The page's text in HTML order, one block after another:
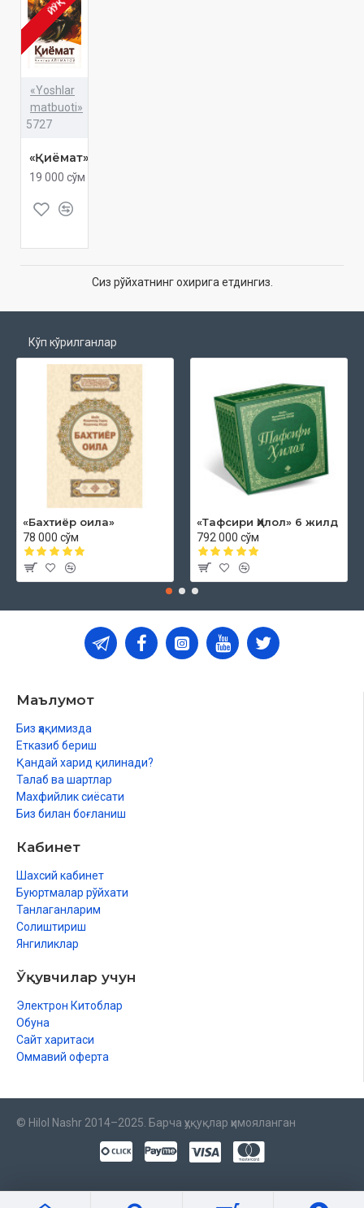
ЙЎҚ
«Yoshlar
matbuoti»
5727
«Қиёмат»
19 000 сўм
Сиз рўйхатнинг охирига етдингиз.
Кўп кўрилганлар
«Бахтиёр оила»
78 000 сўм
«Тафсири Ҳилол» 6 жилд
792 000 сўм
Маълумот
Биз ҳақимизда
Етказиб бериш
Қандай харид қилинади?
Талаб ва шартлар
Махфийлик сиёсати
Биз билан боғланиш
Кабинет
Шахсий кабинет
Буюртмалар рўйхати
Танлаганларим
Солиштириш
Янгиликлар
Ўқувчилар учун
Электрон Китоблар
Обуна
Сайт харитаси
Оммавий оферта
© Hilol Nashr 2014–2025. Барча ҳуқуқлар ҳимояланган